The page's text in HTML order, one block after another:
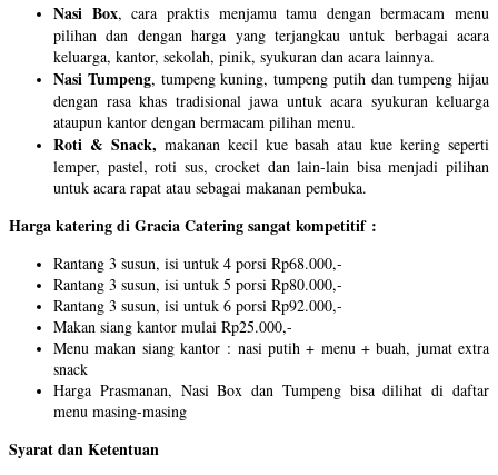
Nasi Box, cara praktis menjamu tamu dengan bermacam menu
pilihan dan dengan harga yang terjangkau untuk berbagai acara
keluarga, kantor, sekolah, pinik, syukuran dan acara lainnya.
Nasi Tumpeng, tumpeng kuning, tumpeng putih dan tumpeng hijau
dengan rasa khas tradisional jawa untuk acara syukuran keluarga
ataupun kantor dengan bermacam pilihan menu.
Roti & Snack, makanan kecil kue basah atau kue kering seperti
lemper, pastel, roti sus, crocket dan lain-lain bisa menjadi pilihan
untuk acara rapat atau sebagai makanan pembuka.
Harga katering di Gracia Catering sangat kompetitif :
Rantang 3 susun, isi untuk 4 porsi Rp68.000,-
Rantang 3 susun, isi untuk 5 porsi Rp80.000,-
Rantang 3 susun, isi untuk 6 porsi Rp92.000,-
Makan siang kantor mulai Rp25.000,-
Menu makan siang kantor : nasi putih + menu + buah, jumat extra
snack
Harga Prasmanan, Nasi Box dan Tumpeng bisa dilihat di daftar
menu masing-masing
Syarat dan Ketentuan